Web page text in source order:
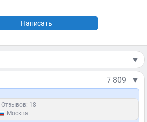
Написать
▼
7 809 ▼
Отзывов: 18
Москва